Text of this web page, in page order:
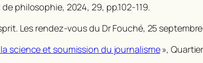
de philosophie, 2024, 29, pp.102-119.
Les rendez-vous du Dr Fouché, 25
science et soumission du journalisme»,